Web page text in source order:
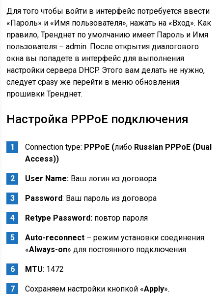
Для того чтобы войти в интерфейс потребуется ввести
«Пароль» и «Имя пользователя», нажать на «Вход». Как
правило, Тренднет по умолчанию имеет Пароль и Имя
пользователя – admin. После открытия диалогового
окна вы попадете в интерфейс для выполнения
настройки сервера DHCP. Этого вам делать не нужно,
следует сразу же перейти в меню обновления
прошивки Тренднет.
Настройка PPPoE подключения
Connection type: PPPoE (либо Russian PPPoE (Dual
Access))
User Name: Ваш логин из договора
Password: Ваш пароль из договора
Retype Password: повтор пароля
Auto-reconnect – режим установки соединения
«Always-on» для постоянного подключения
MTU: 1472
Сохраняем настройки кнопкой «Apply».